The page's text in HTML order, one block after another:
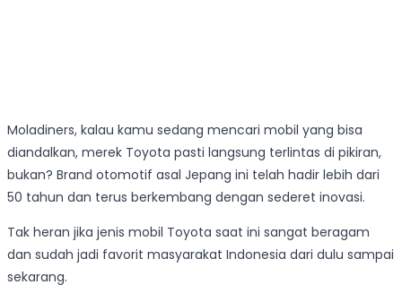
Moladiners, kalau kamu sedang mencari mobil yang bisa
diandalkan, merek Toyota pasti langsung terlintas di pikiran,
bukan? Brand otomotif asal Jepang ini telah hadir lebih dari
50 tahun dan terus berkembang dengan sederet inovasi.
Tak heran jika jenis mobil Toyota saat ini sangat beragam
dan sudah jadi favorit masyarakat Indonesia dari dulu sampai
sekarang.